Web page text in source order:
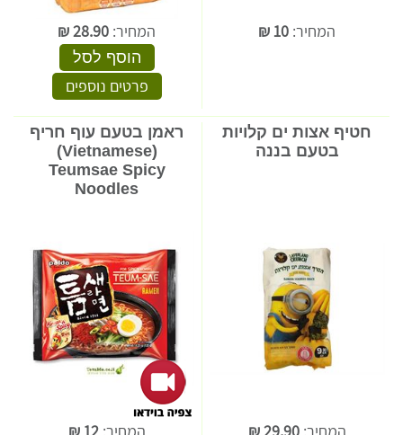
המחיר: 10
₪ המחיר: 28.90
₪
הוסף לסל
פרטים נוספים
חטיף אצות ים קלויות
בטעם בננה
ראמן בטעם עוף חריף
(Vietnamese)
Teumsae Spicy
Noodles